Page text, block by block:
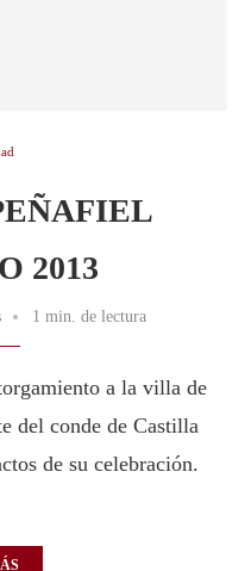
2013
1 min. de lectura
a la villa de
del conde de Castilla
de su celebración.